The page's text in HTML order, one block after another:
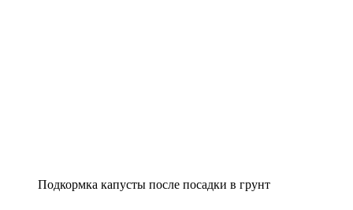
Подкормка капусты после посадки в грунт